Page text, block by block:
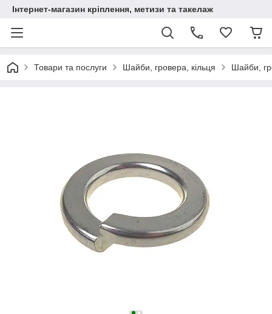
Інтернет-магазин кріплення, метизи та такелаж
Товари та послуги Шайби, гровера, кільця Шайби,